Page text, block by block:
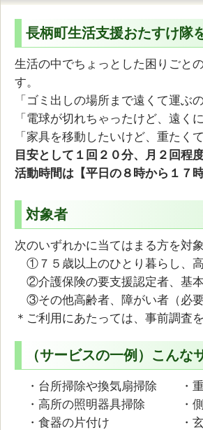
長柄町生活支援おたすけ隊
生活の中でちょっとした困りごと
す。
「ゴミ出しの場所まで遠くて運ぶ
「電球が切れちゃったけど、遠
「家具を移動したいけど、重た
目安として１回２０分、月２回程
活動時間は【平日の８時から１７
対象者
次のいずれかに当てはまる方を対
①７５歳以上のひとり暮らし、
②介護保険の要支援認定者、基
③その他高齢者、障がい者（必要
＊ご利用にあたっては、事前調査
（サービスの一例）こんな
・台所掃除や換気扇掃除
・高所の照明器具掃除
・食器の片付け ・玄関